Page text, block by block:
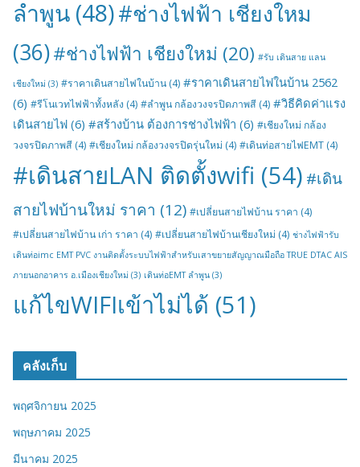
ลำพูน (48)#ช่างไฟฟ้า เชียงใหม
(36)#ช่างไฟฟ้า เชียงใหม่ (20) #รับ เดินสาย แลน
เชียงใหม่ (3) #ราคาเดินสายไฟในบ้าน (4) #ราคาเดินสายไฟในบ้าน 2562
(6) #รีโนเวทไฟฟ้าทั้งหลัง (4) #ลำพูน กล้องวงจรปิดภาพสี (4) #วิธีคิดค่าแรง
เดินสายไฟ (6) #สร้างบ้าน ต้องการช่างไฟฟ้า (6) #เชียงใหม่ กล้อง
วงจรปิดภาพสี (4) #เชียงใหม่ กล้องวงจรปิดรุ่นใหม่ (4) #เดินท่อสายไฟEMT (4)
#เดินสายLAN ติดตั้งwifi (54) #เดิน
สายไฟบ้านใหม่ ราคา (12) #เปลี่ยนสายไฟบ้าน ราคา (4)
#เปลี่ยนสายไฟบ้าน เก่า ราคา (4) #เปลี่ยนสายไฟบ้านเชียงใหม่ (4) ช่างไฟฟ้ารับ
เดินท่อimc EMT PVC งานติดตั้งระบบไฟฟ้าสำหรับเสาขยายสัญญาณมือถือ TRUE DTAC AIS
ภายนอกอาคาร อ.เมืองเชียงใหม่ (3) เดินท่อEMT ลำพูน (3)
แก้ไขWIFIเข้าไม่ได้ (51)
คลังเก็บ
พฤศจิกายน 2025
พฤษภาคม 2025
มีนาคม 2025